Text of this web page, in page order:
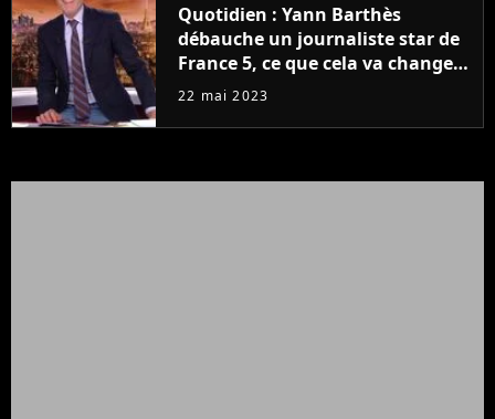
Quotidien : Yann Barthès
débauche un journaliste star de
France 5, ce que cela va changer
à la rentrée
22 mai 2023